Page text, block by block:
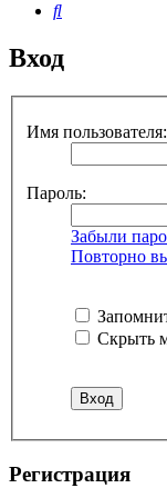
Поиск
Вход
Имя пользователя:
Пароль:
Забыли
Повторно
Скрыть
Регистрация